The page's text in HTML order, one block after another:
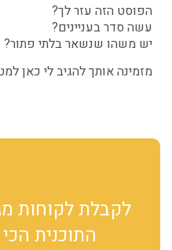
הפוסט הזה עזר לך?
עשה סדר בעניינים?
יש משהו שנשאר בלתי פתור?
מזמינה אותך להגיב לי כאן
התוכנית